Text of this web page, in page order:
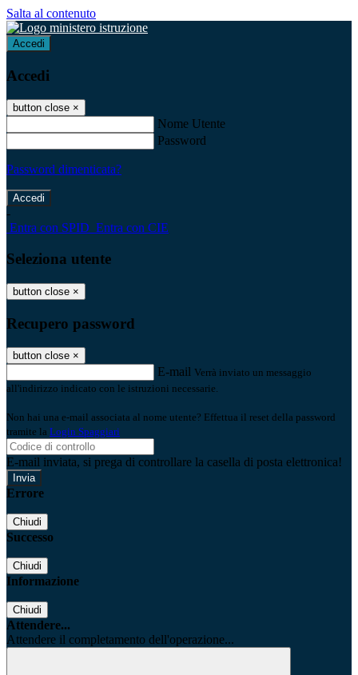
Salta al contenuto
Accedi
Accedi
button close ×
Nome Utente
Password
Password dimenticata?
-
Entra con SPID Entra con CIE
Seleziona utente
button close ×
Recupero password
button close ×
E-mail Verrà inviato un messaggio
all'indirizzo indicato con le istruzioni necessarie.
Non hai una e-mail associata al nome utente? Effettua il reset della password
tramite la Login Spaggiari
E-mail inviata, si prega di controllare la casella di posta elettronica!
Errore
Chiudi
Successo
Chiudi
Informazione
Chiudi
Attendere...
Attendere il completamento dell'operazione...